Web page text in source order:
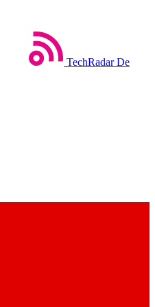
TechRadar De